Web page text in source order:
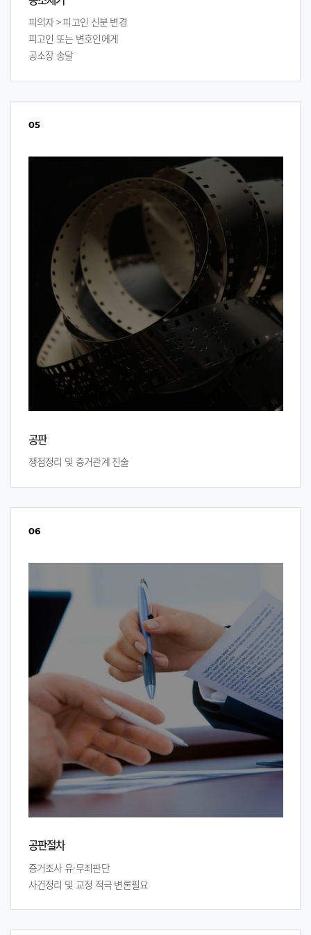
피의자 > 피고인 신분 변경
피고인 또는 변호인에게
공소장 송달
05
공판
쟁점정리 및 증거관계 진술
06
공판절차
증거조사 유·무죄판단
사건정리 및 교정 적극 변론필요